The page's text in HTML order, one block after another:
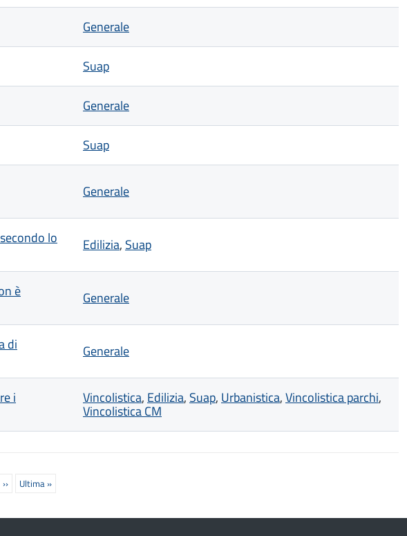
Generale
Suap
Generale
Suap
Generale
lo Edilizia, Suap
è Generale
di Generale
i Vincolistica, Edilizia, Suap, Urbanistica,Vincolistica parchi,
Vincolistica CM
Prossima
››
Ultima
Ultima »